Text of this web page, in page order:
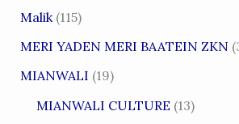
Malik(115)
MERI YADEN MERI BAATEIN ZKN
MIANWALI (19)
MIANWALI CULTURE (13)